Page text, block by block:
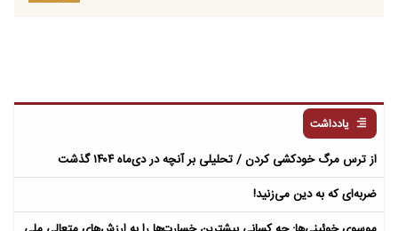
یادداشت
از ترس مرگ خودکشی کردن / تحلیلی بر آنچه در دی‌ماه ۱۴۰۴ گذشت
ضربه‌ای که به دین می‌زنید!